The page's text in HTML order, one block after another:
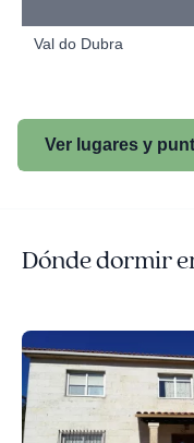
Val do Dubra
Ver lugares y
Dónde dormir